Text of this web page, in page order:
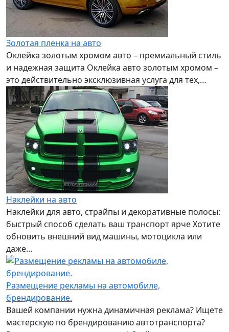
Золотая пленка на авто
Оклейка золотым хромом авто – премиальный стиль
и надежная защита Оклейка авто золотым хромом –
это действительно эксклюзивная услуга для тех,…
Наклейки на авто
Наклейки для авто, страйпы и декоративные полосы:
быстрый способ сделать ваш транспорт ярче Хотите
обновить внешний вид машины, мотоцикла или
даже…
Размещение рекламы на автомобиле,
брендирование.
Вашей компании нужна динамичная реклама? Ищете
мастерскую по брендированию автотранспорта?